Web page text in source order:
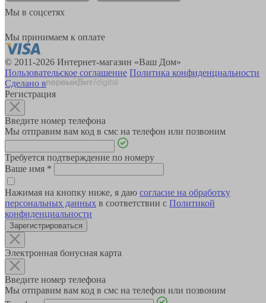
Мы в соцсетях
Мы принимаем к оплате
© 2011-2026 Интернет-магазин «Ваш Дом»
Пользовательское соглашение Политика конфиденциальности
Сделано в
Регистрация
Введите номер телефона
Мы отправим вам код в смс на телефон или позвоним
Требуется подтверждение по номеру
Ваше имя *
Нажимая на кнопку ниже, я даю согласие на обработку
персональных данных в соответствии с Политикой
конфиденциальности
Зарегистрироваться
Электронная бонусная карта
Введите номер телефона
Мы отправим вам код в смс на телефон или позвоним